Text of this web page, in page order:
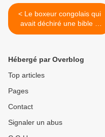
< Le boxeur congolais qui
avait déchiré une bible à
Calais et insulté Jésus se
Hébergé par Overblog
Top articles
Pages
Contact
Signaler un abus